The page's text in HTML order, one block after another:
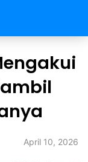
April 10, 2026